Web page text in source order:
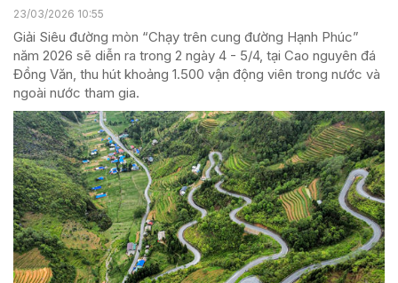
23/03/2026 10:55
Giải Siêu đường mòn “Chạy trên cung đường Hạnh Phúc”
năm 2026 sẽ diễn ra trong 2 ngày 4 - 5/4, tại Cao nguyên đá
Đồng Văn, thu hút khoảng 1.500 vận động viên trong nước và
ngoài nước tham gia.